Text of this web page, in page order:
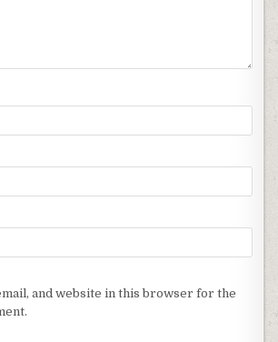
and website in this browser for the